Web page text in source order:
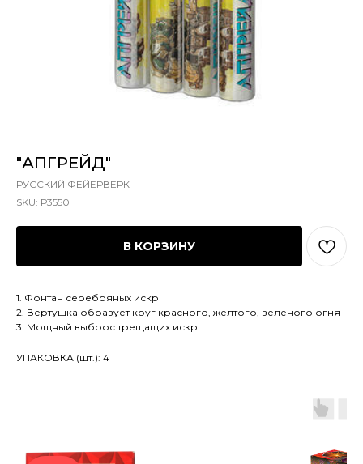
"АПГРЕЙД"
РУССКИЙ ФЕЙЕРВЕРК
SKU: Р3550
В КОРЗИНУ
1. Фонтан серебряных искр
2. Вертушка образует круг красного, желтого, зеленого огня
3. Мощный выброс трещащих искр
УПАКОВКА (шт.): 4